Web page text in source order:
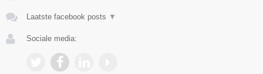
Laatste facebook posts ▼
Sociale media: